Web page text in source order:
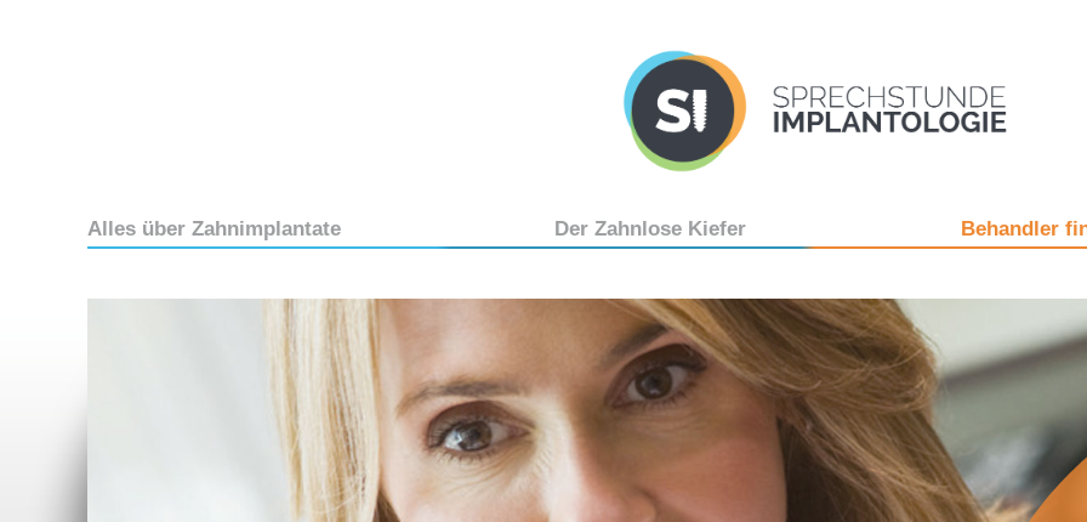
Alles über Zahnimplantate
Alles über Zahnimplantate
Was sind Implantate?
Ihnen fehlen mehrere
Warum hochwertiger
Schablonengeführte
Chirurgie – Was ist das?
Wie viel Knochen benötigt
ein Implantat?
Das gesunde Implantat
Der Zahnlose Kiefer Behandler